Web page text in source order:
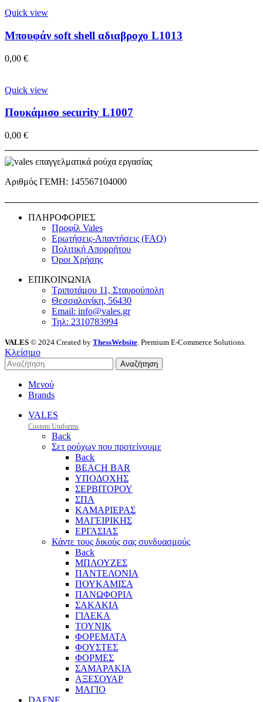
Quick view
Μπουφάν soft shell αδιαβροχο L1013
0,00 €
Quick view
Πουκάμισο security L1007
0,00 €
Αριθμός ΓΕΜΗ: 145567104000
ΠΛΗΡΟΦΟΡΙΕΣ
Προφίλ Vales
Ερωτήσεις-Απαντήσεις (FAQ)
Πολιτική Απορρήτου
Όροι Χρήσης
ΕΠΙΚΟΙΝΩΝΙΑ
Τριποτάμου 11, Σταυρούπολη
Θεσσαλονίκη, 56430
Email: info@vales.gr
Τηλ: 2310783994
VALES © 2024 Created by ThessWebsite. Premium E-Commerce Solutions.
Κλείσιμο
Αναζήτηση
Μενού
Brands
VALES
Custom Uniforms
Back
Σετ ρούχων που προτείνουμε
Back
BEACH BAR
ΥΠΟΔΟΧΗΣ
ΣΕΡΒΙΤΟΡΟΥ
ΣΠΑ
ΚΑΜΑΡΙΕΡΑΣ
ΜΑΓΕΙΡΙΚΗΣ
ΕΡΓΑΣΙΑΣ
Κάντε τους δικούς σας συνδυασμούς
Back
ΜΠΛΟΥΖΕΣ
ΠΑΝΤΕΛΟΝΙΑ
ΠΟΥΚΑΜΙΣΑ
ΠΑΝΩΦΟΡΙΑ
ΣΑΚΑΚΙΑ
ΓΙΛΕΚΑ
ΤΟΥΝΙΚ
ΦΟΡΕΜΑΤΑ
ΦΟΥΣΤΕΣ
ΦΟΡΜΕΣ
ΣΑΜΑΡΑΚΙΑ
ΑΞΕΣΟΥΑΡ
ΜΑΓΙΟ
DAFNE